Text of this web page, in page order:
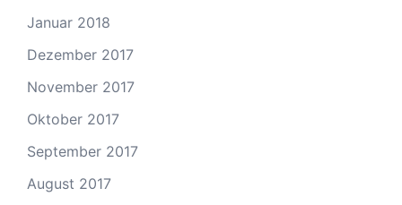
Januar 2018
Dezember 2017
November 2017
Oktober 2017
September 2017
August 2017